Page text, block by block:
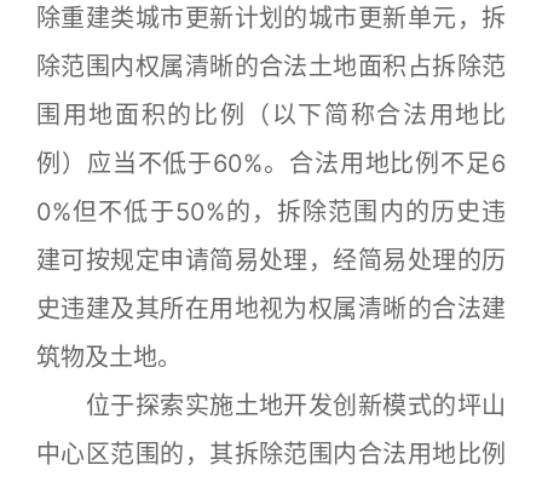
除重建类城市更新计划的城市更新单元，拆
除范围内权属清晰的合法土地面积占拆除范
围用地面积的比例（以下简称合法用地比
例）应当不低于60%。合法用地比例不足6
0%但不低于50%的，拆除范围内的历史违
建可按规定申请简易处理，经简易处理的历
史违建及其所在用地视为权属清晰的合法建
筑物及土地。
位于探索实施土地开发创新模式的坪山
中心区范围的，其拆除范围内合法用地比例